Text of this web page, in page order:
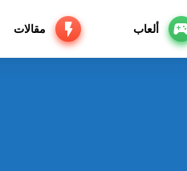
ألعاب مقالات